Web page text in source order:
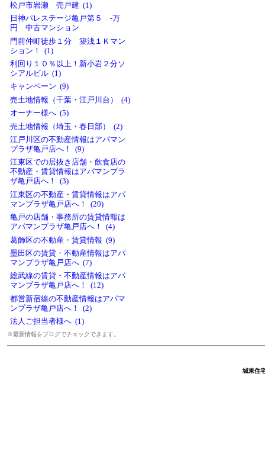
松戸市岩瀬 売戸建 (1)
日神パレステージ亀戸第５ -万
円 中古マンション
門前仲町徒歩１分 築浅１Ｋマン
ション！ (1)
利回り１０％以上！新小岩２分ソ
シアルビル (1)
キャンペーン (9)
売土地情報（千葉・江戸川台） (4)
オーナー様へ (5)
売土地情報（埼玉・春日部） (2)
江戸川区の不動産情報はアパマン
プラザ亀戸店へ！ (9)
江東区での居抜き店舗・飲食店の
不動産・賃貸情報はアパマンプラ
ザ亀戸店へ！ (3)
江東区の不動産・賃貸情報はアパ
マンプラザ亀戸店へ！ (20)
亀戸の店舗・事務所の賃貸情報は
アパマンプラザ亀戸店へ！ (4)
葛飾区の不動産・賃貸情報 (9)
墨田区の賃貸・不動産情報はアパ
マンプラザ亀戸店へ (7)
総武線の賃貸・不動産情報はアパ
マンプラザ亀戸店へ！ (12)
都営新宿線の不動産情報はアパマ
ンプラザ亀戸店へ！ (2)
法人ご担当者様へ (1)
※最新情報をブログでチェックできます。
城東住